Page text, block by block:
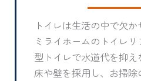
トイレは生活の中で欠か
ミライホームのトイレ
型トイレで水道代を抑
床や壁を採用し、お掃除